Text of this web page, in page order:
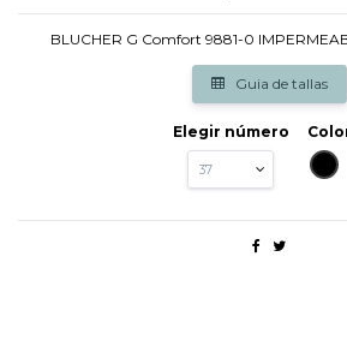
BLUCHER G Comfort 9881-0
Guia de tallas
Elegir número